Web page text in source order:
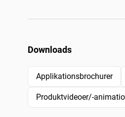
Downloads
Applikationsbrochurer
Produktvideoer/-